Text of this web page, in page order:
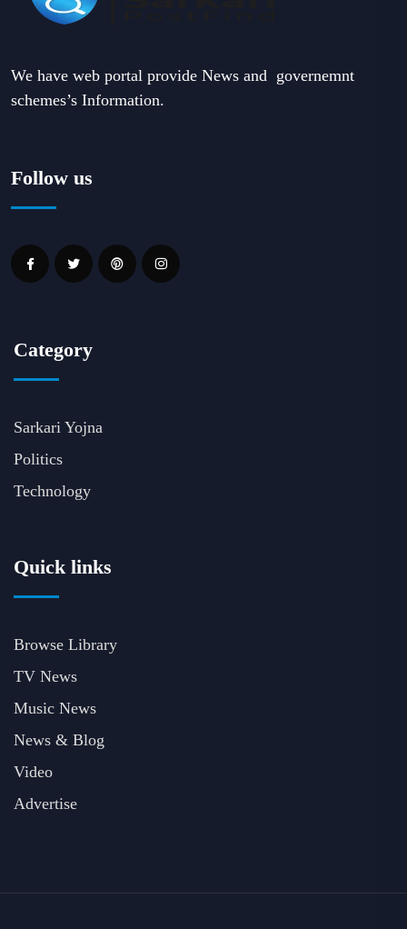
We have web portal provide News and governemnt
schemes’s Information.
Follow us
Category
Sarkari Yojna
Politics
Technology
Quick links
Browse Library
TV News
Music News
News & Blog
Video
Advertise